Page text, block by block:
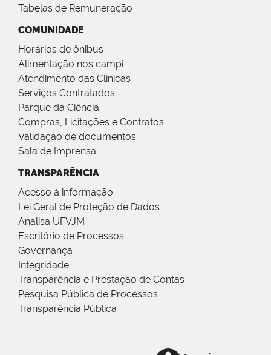
Tabelas de Remuneração
COMUNIDADE
Horários de ônibus
Alimentação nos campi
Atendimento das Clínicas
Serviços Contratados
Parque da Ciência
Compras, Licitações e Contratos
Validação de documentos
Sala de Imprensa
TRANSPARÊNCIA
Acesso à informação
Lei Geral de Proteção de Dados
Analisa UFVJM
Escritório de Processos
Governança
Integridade
Transparência e Prestação de Contas
Pesquisa Pública de Processos
Transparência Pública